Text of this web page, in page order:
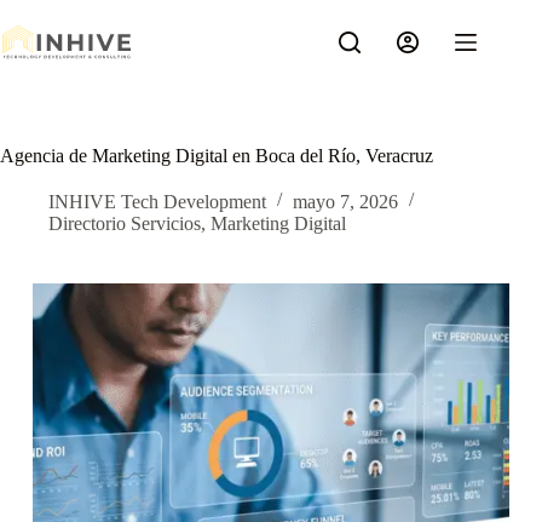
al
contenido
Agencia de Marketing Digital en Boca del Río, Veracruz
INHIVE Tech Development
mayo 7, 2026
Directorio Servicios, Marketing Digital